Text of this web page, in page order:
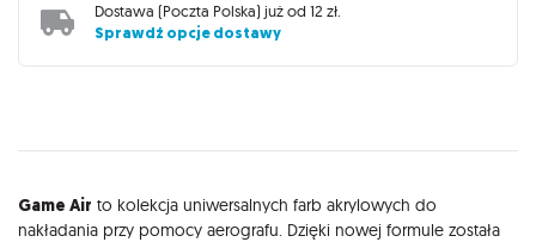
Dostawa (Poczta Polska) już od 12 zł.
Sprawdź opcje dostawy
Opis
Game Air to kolekcja uniwersalnych farb akrylowych do
nakładania przy pomocy aerografu. Dzięki nowej formule została